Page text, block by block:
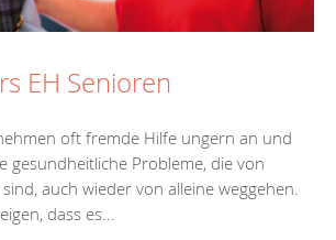
EH Senioren
oft fremde Hilfe ungern an und
gesundheitliche Probleme, die von
auch wieder von alleine weggehen.
dass es...